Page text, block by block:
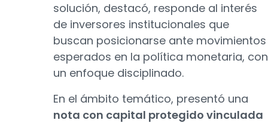
solución, destacó, responde al interés
de inversores institucionales que
buscan posicionarse ante movimientos
esperados en la política monetaria, con
un enfoque disciplinado.
En el ámbito temático, presentó una
nota con capital protegido vinculada